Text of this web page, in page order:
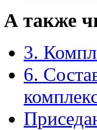
А также
3.
6.